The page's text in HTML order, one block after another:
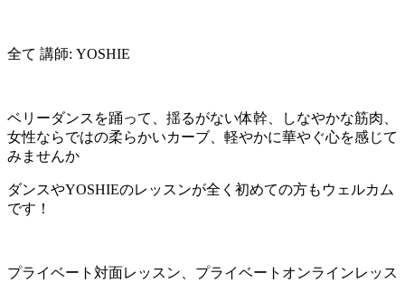
全て 講師: YOSHIE
ベリーダンスを踊って、揺るがない体幹、しなやかな筋肉、
女性ならではの柔らかいカーブ、軽やかに華やぐ心を感じて
みませんか
ダンスやYOSHIEのレッスンが全く初めての方もウェルカム
です！
プライベート対面レッスン、プライベートオンラインレッス